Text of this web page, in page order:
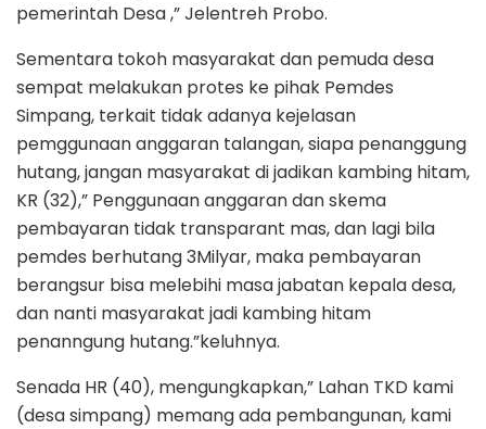
pemerintah Desa ,” Jelentreh Probo.
Sementara tokoh masyarakat dan pemuda desa
sempat melakukan protes ke pihak Pemdes
Simpang, terkait tidak adanya kejelasan
pemggunaan anggaran talangan, siapa penanggung
hutang, jangan masyarakat di jadikan kambing hitam,
KR (32),” Penggunaan anggaran dan skema
pembayaran tidak transparant mas, dan lagi bila
pemdes berhutang 3Milyar, maka pembayaran
berangsur bisa melebihi masa jabatan kepala desa,
dan nanti masyarakat jadi kambing hitam
penanngung hutang.”keluhnya.
Senada HR (40), mengungkapkan,” Lahan TKD kami
(desa simpang) memang ada pembangunan, kami